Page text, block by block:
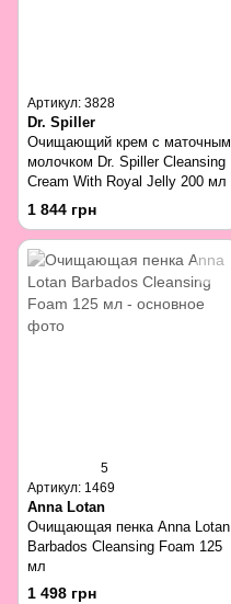
Артикул: 3828
Dr. Spiller
Очищающий крем с маточным
молочком Dr. Spiller Cleansing
Cream With Royal Jelly 200 мл
1 844 грн
5
Артикул: 1469
Anna Lotan
Очищающая пенка Anna Lotan
Barbados Cleansing Foam 125
мл
1 498 грн